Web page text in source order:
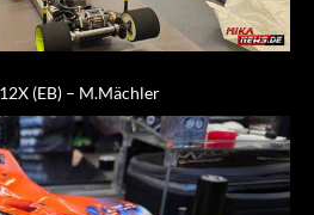
(EB) – M.Mächler